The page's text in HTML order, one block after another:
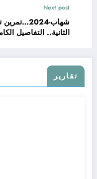
Next post
شهاب-
الثانية.. التفاصيل
تقارير